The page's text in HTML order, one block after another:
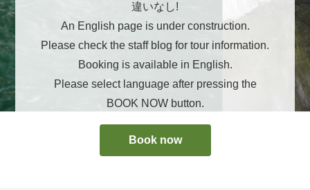
違いなし!
An English page is under construction.
Please check the staff blog for tour information.
Booking is available in English.
Please select language after pressing the
BOOK NOW button.
Book now